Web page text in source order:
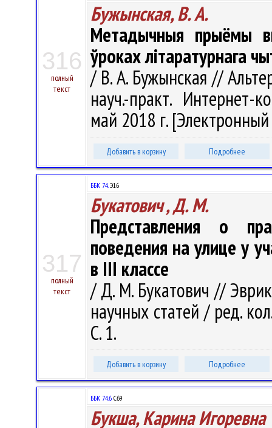
316
полный
текст
Бужынская, В. А.
Метадычныя прыёмы
ўроках літаратурнага
/ В. А. Бужынская //
науч.-практ. Интернет-
май 2018 г.
Добавить в корзину Подробнее
317
полный
текст
ББК 74.Э16
Букатович , Д. М.
Представления о
поведения на улице у
в ІІІ классе
/ Д. М. Букатович //
научных статей / ред.
С. 1.
Добавить в корзину Подробнее
ББК 74.6 С69
Букша, Карина Игоревна